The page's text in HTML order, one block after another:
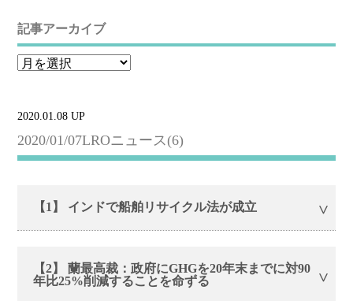
記事アーカイブ
2020.01.08 UP
2020/01/07LROニュース(6)
【1】 インドで船舶リサイクル法が成立
【2】 蘭最高裁：政府にGHGを20年末までに対90
年比25%削減することを命ずる